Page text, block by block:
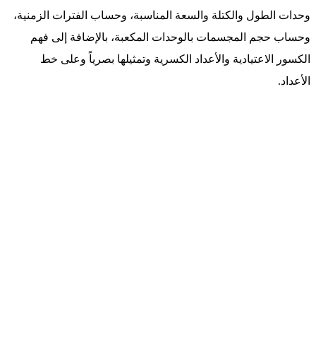
وحدات الطول والكتلة والسعة المناسبة، وحساب الفترات الزمنية،
وحساب حجم المجسمات بالوحدات المكعبة، بالإضافة إلى فهم
الكسور الاعتيادية والأعداد الكسرية وتمثيلها بصرياً وعلى خط
الأعداد.